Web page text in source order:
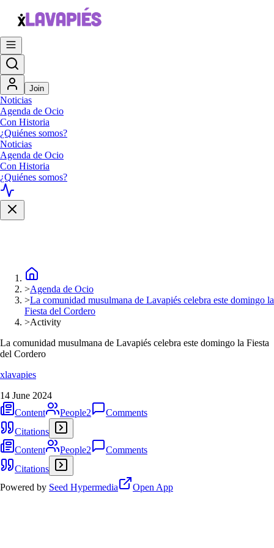
Join
Noticias
Agenda de Ocio
Con Historia
¿Quiénes somos?
Noticias
Agenda de Ocio
Con Historia
¿Quiénes somos?
>Agenda de Ocio
>La comunidad musulmana de Lavapiés celebra este domingo la
Fiesta del Cordero
>Activity
La comunidad musulmana de Lavapiés celebra este domingo la Fiesta
del Cordero
xlavapies
14 June 2024
Content
People2
Comments
Citations
Content
People2
Comments
Citations
Powered by Seed Hypermedia Open App